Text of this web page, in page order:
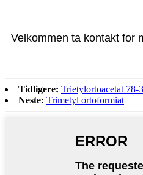
Velkommen ta kontakt for
Tidligere: Trietylortoacetat 78-
Neste: Trimetyl ortoformiat